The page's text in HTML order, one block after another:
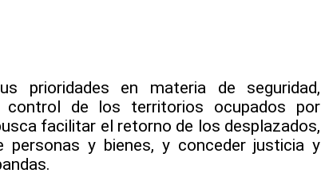
prioridades en materia de seguridad,
control de los territorios ocupados por
facilitar el retorno de los desplazados,
personas y bienes, y conceder justicia y